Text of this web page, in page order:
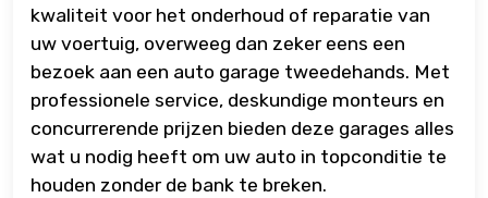
kwaliteit voor het onderhoud of reparatie van
uw voertuig, overweeg dan zeker eens een
bezoek aan een auto garage tweedehands. Met
professionele service, deskundige monteurs en
concurrerende prijzen bieden deze garages alles
wat u nodig heeft om uw auto in topconditie te
houden zonder de bank te breken.